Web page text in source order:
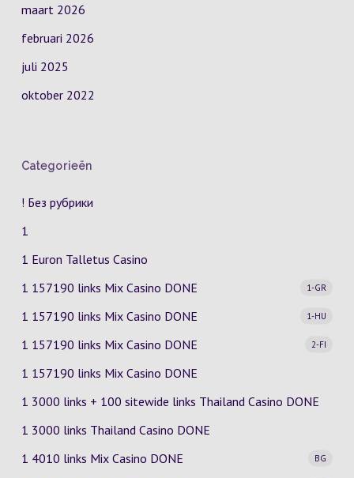
maart 2026
februari 2026
juli 2025
oktober 2022
Categorieën
! Без рубрики
1
1 Euron Talletus Casino
1 157190 links Mix Casino
1-GR
DONE
1 157190 links Mix Casino
1-HU
DONE
1 157190 links Mix Casino
2-FI
DONE
1 157190 links Mix Casino DONE
1 3000 links + 100 sitewide links Thailand Casino DONE
1 3000 links Thailand Casino DONE
1 4010 links Mix Casino
BG
DONE